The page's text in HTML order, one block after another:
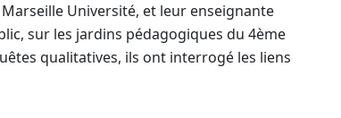
Université, et leur enseignante
sur les jardins pédagogiques du 4ème
qualitatives, ils ont interrogé les liens